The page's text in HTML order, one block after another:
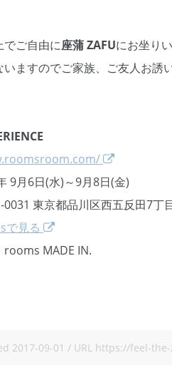
でご自由に座蒲 ZAFUにお坐り
いますのでご家族、ご友人お誘
9月6日(水)～9月8日(金)
0031 東京都品川区西五反田7丁
で見る
rooms MADE IN.
2017-09-01 / URL https://feel-the-